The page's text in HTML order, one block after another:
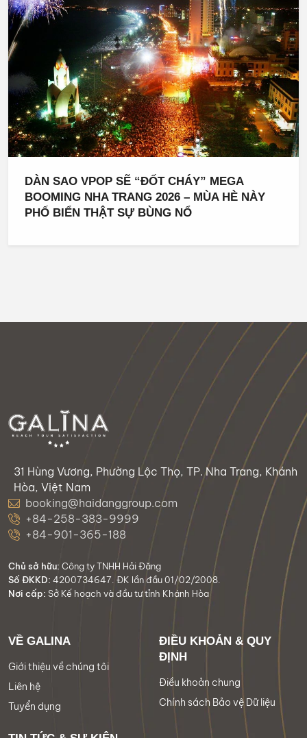
DÀN SAO VPOP SẼ “ĐỐT CHÁY” MEGA
BOOMING NHA TRANG 2026 – MÙA HÈ NÀY
PHỐ BIỂN THẬT SỰ BÙNG NỔ
31 Hùng Vương, Phường Lộc Thọ, TP. Nha Trang, Khánh
Hòa, Việt Nam
booking@haidanggroup.com
+84-258-383-9999
+84-901-365-188
Chủ sở hữu: Công ty TNHH Hải Đăng
Số ĐKKD: 4200734647. ĐK lần đầu 01/02/2008.
Nơi cấp: Sở Kế hoạch và đầu tư tỉnh Khánh Hòa
VỀ GALINA
Giới thiệu về chúng tôi
Liên hệ
Tuyển dụng
ĐIỀU KHOẢN & QUY
ĐỊNH
Điều khoản chung
Chính sách Bảo vệ Dữ liệu